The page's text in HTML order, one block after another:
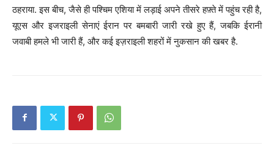
ठहराया. इस बीच, जैसे ही पश्चिम एशिया में लड़ाई अपने तीसरे हफ़्ते में पहुंच रही है,
यूएस और इजराइली सेनाएं ईरान पर बमबारी जारी रखे हुए हैं, जबकि ईरानी
जवाबी हमले भी जारी हैं, और कई इज़राइली शहरों में नुकसान की खबर है.